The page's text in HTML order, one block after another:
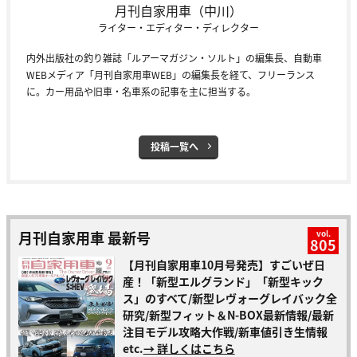
月刊自家用車（中川）
ライター・エディター・ディレクター
内外出版社の釣り雑誌「ルアーマガジン・ソルト」の編集長、自動車
WEBメディア「月刊自家用車WEB」の編集長を経て、フリーランス
に。カー用品や旧車・名車系の記事を主に担当する。
投稿一覧へ
月刊自家用車 最新号 vol.
805
【月刊自家用車10月号発売】すごいぜ日
産！「新型エルグランド」「新型キック
ス」のすべて/新型レヴォーグレイバック全
研究/新型フィット＆N-BOX最新情報/最新
注目モデル攻略大作戦/新車値引き生情報
etc.→ 詳しくはこちら